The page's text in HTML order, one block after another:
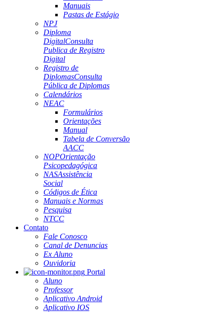
Manuais
Pastas de Estágio
NPJ
Diploma
DigitalConsulta
Publica de Registro
Digital
Registro de
DiplomasConsulta
Pública de Diplomas
Calendários
NEAC
Formulários
Orientações
Manual
Tabela de Conversão
AACC
NOPOrientação
Psicopedagógica
NASAssistência
Social
Códigos de Ética
Manuais e Normas
Pesquisa
NTCC
Contato
Fale Conosco
Canal de Denuncias
Ex Aluno
Ouvidoria
Portal
Aluno
Professor
Aplicativo Android
Aplicativo IOS